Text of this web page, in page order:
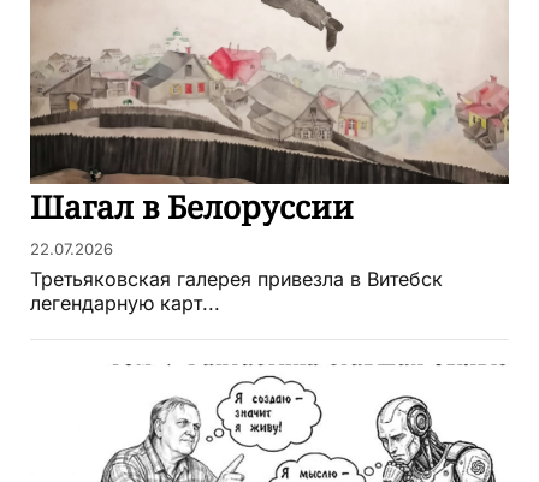
Шагал в Белоруссии
22.07.2026
Третьяковская галерея привезла в Витебск
легендарную карт...